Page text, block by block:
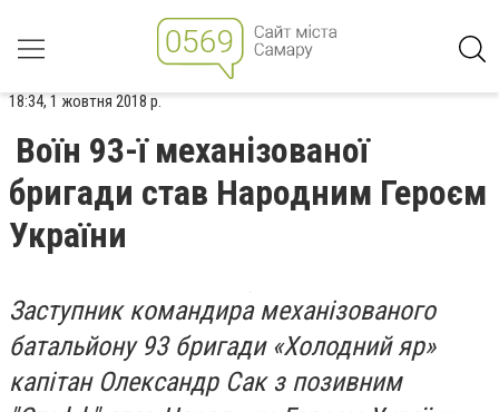
18:34, 1 жовтня 2018 р.
Воїн 93-ї механізованої
бригади став Народним Героєм
України
Заступник командира механізованого
батальйону 93 бригади «Холодний яр»
капітан Олександр Сак з позивним